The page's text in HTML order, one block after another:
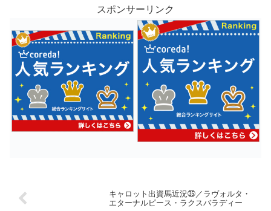
スポンサーリンク
キャロット出資馬近況㉟／ラヴォルタ・
エターナルピース・ラクスバラディー